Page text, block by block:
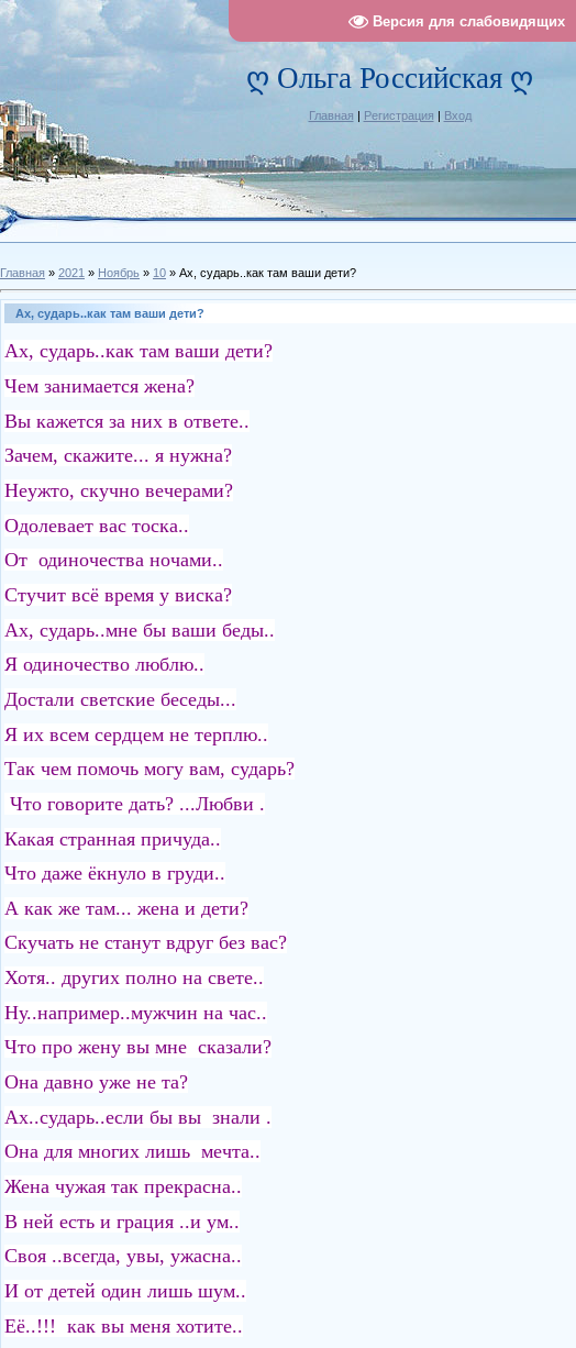
Версия для слабовидящих
ღ Ольга Российская ღ
Главная | Регистрация | Вход
Главная » 2021 » Ноябрь » 10 » Ах, сударь..как там ваши дети?
Ах, сударь..как там ваши дети?
Ах, сударь..как там ваши дети?
Чем занимается жена?
Вы кажется за них в ответе..
Зачем, скажите... я нужна?
Неужто, скучно вечерами?
Одолевает вас тоска..
От одиночества ночами..
Стучит всё время у виска?
Ах, сударь..мне бы ваши беды..
Я одиночество люблю..
Достали светские беседы...
Я их всем сердцем не терплю..
Так чем помочь могу вам, сударь?
Что говорите дать? ...Любви .
Какая странная причуда..
Что даже ёкнуло в груди..
А как же там... жена и дети?
Скучать не станут вдруг без вас?
Хотя.. других полно на свете..
Ну..например..мужчин на час..
Что про жену вы мне сказали?
Она давно уже не та?
Ах..сударь..если бы вы знали .
Она для многих лишь мечта..
Жена чужая так прекрасна..
В ней есть и грация ..и ум..
Своя ..всегда, увы, ужасна..
И от детей один лишь шум..
Её..!!! как вы меня хотите..